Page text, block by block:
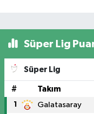
Süper Lig
Süper Lig
# Takım
1 Galatasaray